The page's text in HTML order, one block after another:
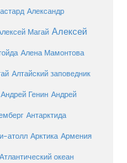
Александр
Магай Алексей
Алена Мамонтова
Алтайский заповедник
Андрей Генин Андрей
Антарктида
атолл Арктика Армения
Атлантический океан